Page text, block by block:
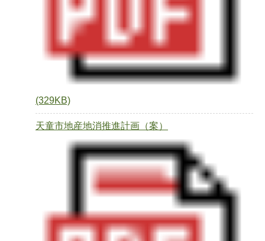
(329KB)
天童市地産地消推進計画（案）